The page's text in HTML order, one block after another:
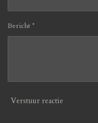
0
7
Bericht *
Verstuur reactie